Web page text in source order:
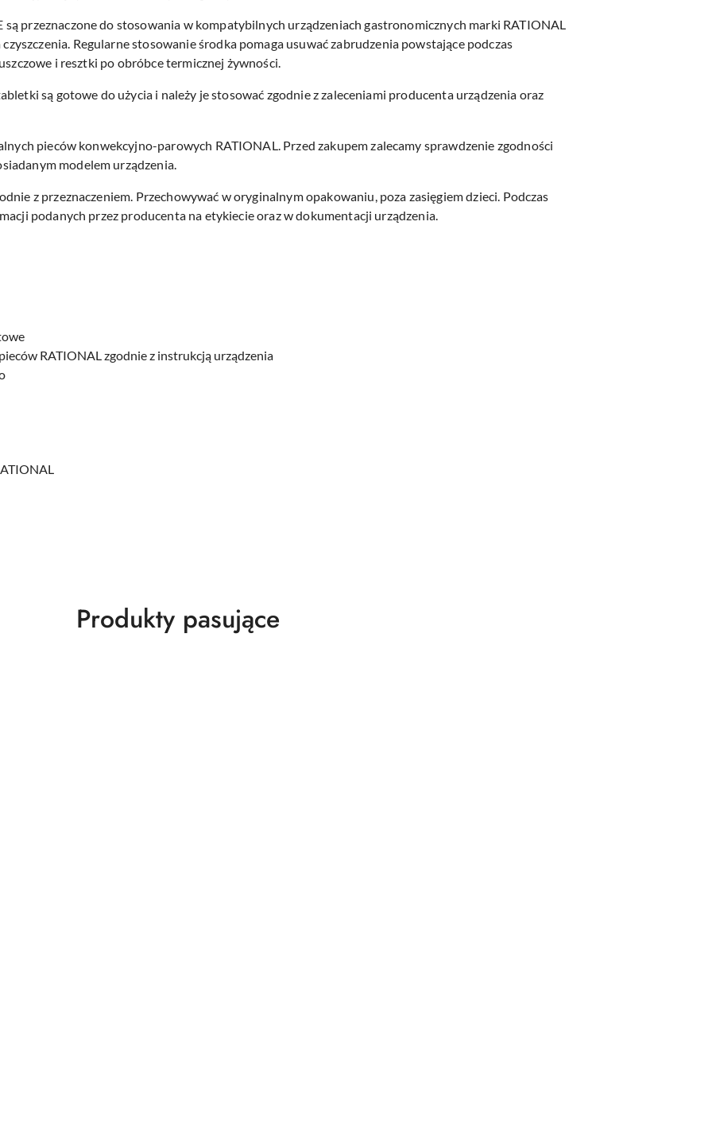
są przeznaczone do stosowania w kompatybilnych urządzeniach gastronomicznych marki RATIONAL
Regularne stosowanie środka pomaga usuwać zabrudzenia powstające podczas
i resztki po obróbce termicznej żywności.
są gotowe do użycia i należy je stosować zgodnie z zaleceniami producenta urządzenia oraz
pieców konwekcyjno-parowych RATIONAL. Przed zakupem zalecamy sprawdzenie zgodności
modelem urządzenia.
z przeznaczeniem. Przechowywać w oryginalnym opakowaniu, poza zasięgiem dzieci. Podczas
podanych przez producenta na etykiecie oraz w dokumentacji urządzenia.
RATIONAL zgodnie z instrukcją urządzenia
Produkty
Produkty pasujące